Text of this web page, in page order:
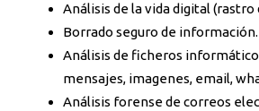
Análisis de la vida digital
Borrado seguro de información.
Análisis de ficheros
mensajes, imagenes, email,
Análisis forense de correos